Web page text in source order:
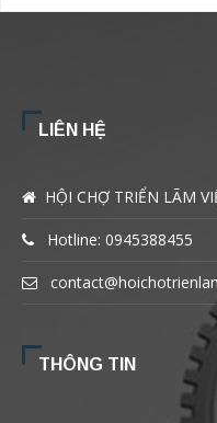
LIÊN HỆ
HỘI CHỢ TRIỂN LÃM
Hotline: 0945388455
THÔNG TIN